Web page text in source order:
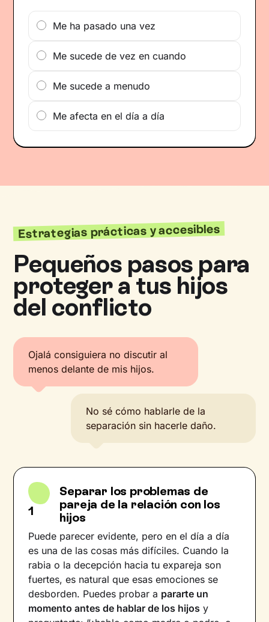
Me ha pasado una vez
Me sucede de vez en cuando
Me sucede a menudo
Me afecta en el día a día
Estrategias prácticas y accesibles
Pequeños pasos para
proteger a tus hijos
del conflicto
Ojalá consiguiera no discutir al
menos delante de mis hijos.
No sé cómo hablarle de la
separación sin hacerle daño.
1
Separar los problemas de
pareja de la relación con los
hijos
Puede parecer evidente, pero en el día a día
es una de las cosas más difíciles. Cuando la
rabia o la decepción hacia tu expareja son
fuertes, es natural que esas emociones se
desborden. Puedes probar a pararte un
momento antes de hablar de los hijos y